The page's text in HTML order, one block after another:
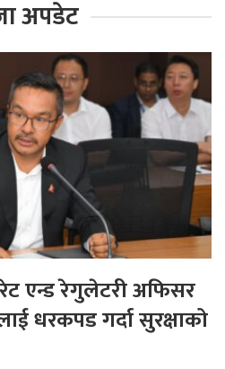
अपडेट
एन्ड रेगुलेटरी अफिसर
धरकपड गर्दा सुरक्षाको